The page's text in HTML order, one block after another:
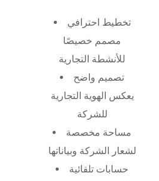
تخطيط احترافي
مصمم خصيصًا
للأنشطة التجارية
تصميم واضح
يعكس الهوية التجارية
للشركة
مساحة مخصصة
لشعار الشركة وبياناتها
حسابات تلقائية